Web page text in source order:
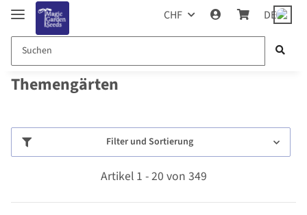
CHF DE
Themengärten
Filter und Sortierung
Artikel 1 - 20 von 349